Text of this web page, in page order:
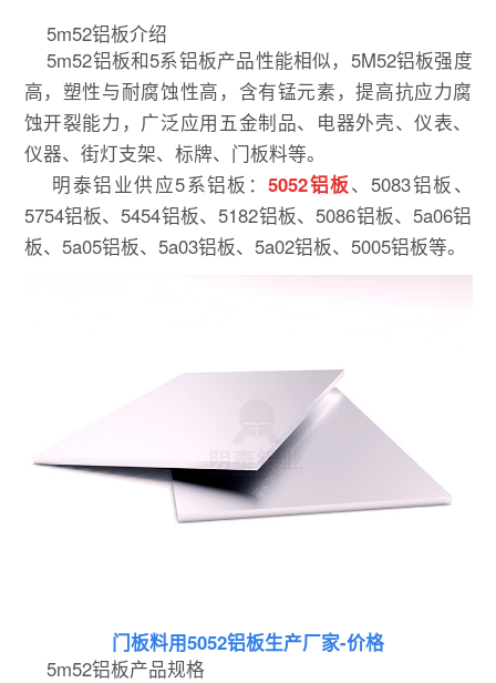
5m52铝板介绍
5m52铝板和5系铝板产品性能相似，5M52铝板强度
高，塑性与耐腐蚀性高，含有锰元素，提高抗应力腐
蚀开裂能力，广泛应用五金制品、电器外壳、仪表、
仪器、街灯支架、标牌、门板料等。
明泰铝业供应5系铝板：5052铝板、5083铝板、
5754铝板、5454铝板、5182铝板、5086铝板、5a06铝
板、5a05铝板、5a03铝板、5a02铝板、5005铝板等。
门板料用5052铝板生产厂家-价格
5m52铝板产品规格